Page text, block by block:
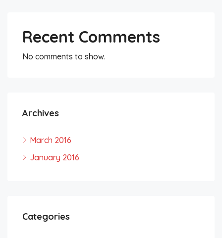
Recent Comments
No comments to show.
Archives
March 2016
January 2016
Categories